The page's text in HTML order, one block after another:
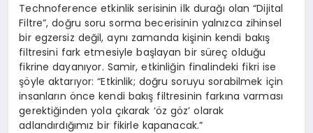
Technoference etkinlik serisinin ilk durağı olan “Dijital
Filtre”, doğru soru sorma becerisinin yalnızca zihinsel
bir egzersiz değil, aynı zamanda kişinin kendi bakış
filtresini fark etmesiyle başlayan bir süreç olduğu
fikrine dayanıyor. Samir, etkinliğin finalindeki fikri ise
şöyle aktarıyor: “Etkinlik; doğru soruyu sorabilmek için
insanların önce kendi bakış filtresinin farkına varması
gerektiğinden yola çıkarak ‘öz göz’ olarak
adlandırdığımız bir fikirle kapanacak.”